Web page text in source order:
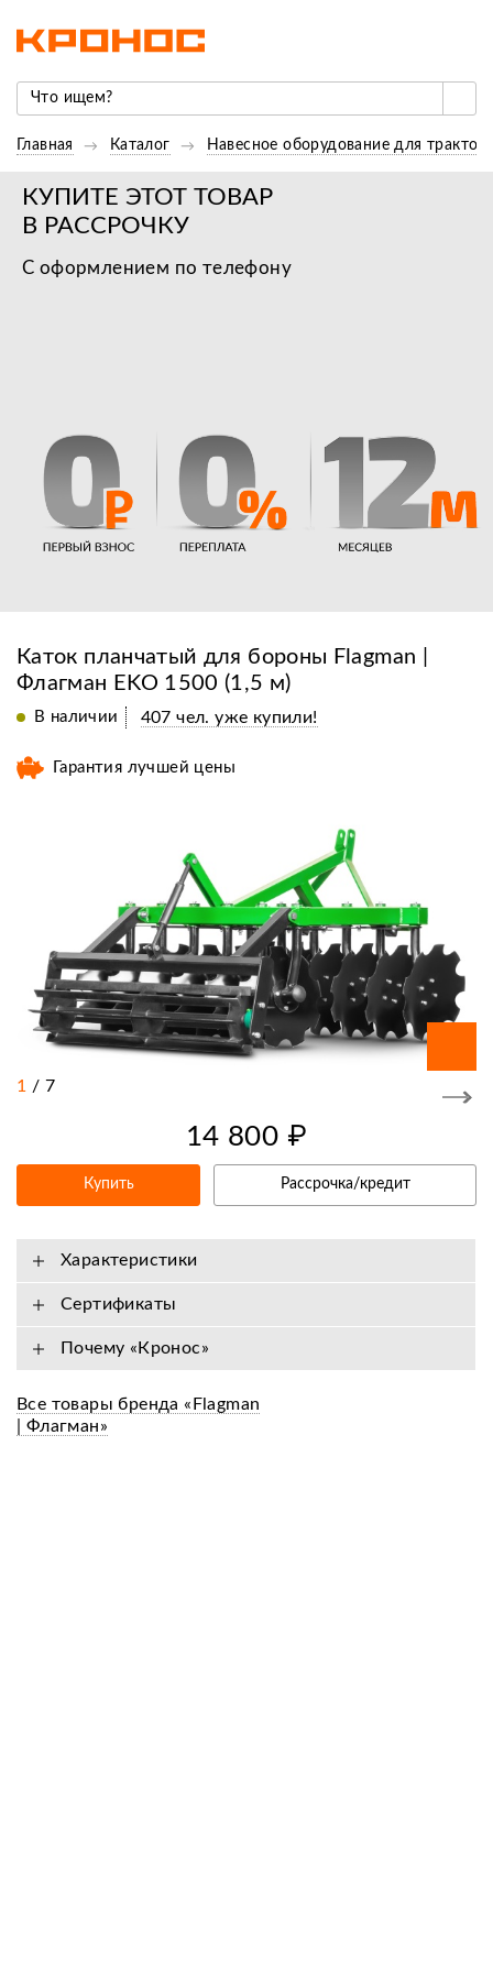
Главная Каталог Навесное оборудование для
КУПИТЕ ЭТОТ ТОВАР
В РАССРОЧКУ
С оформлением по телефону
Каток планчатый для бороны Flagman |
Флагман EKO 1500 (1,5 м)
В наличии 407 чел. уже купили!
Гарантия лучшей цены
1 / 7
14 800 ₽
Купить Рассрочка/кредит
Характеристики
Сертификаты
Почему «Кронос»
Все товары бренда «Flagman
| Флагман»